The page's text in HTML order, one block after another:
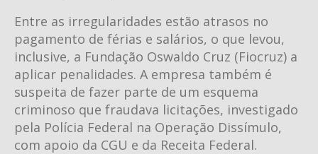
Entre as irregularidades estão atrasos no
pagamento de férias e salários, o que levou,
inclusive, a Fundação Oswaldo Cruz (Fiocruz) a
aplicar penalidades. A empresa também é
suspeita de fazer parte de um esquema
criminoso que fraudava licitações, investigado
pela Polícia Federal na Operação Dissímulo,
com apoio da CGU e da Receita Federal.